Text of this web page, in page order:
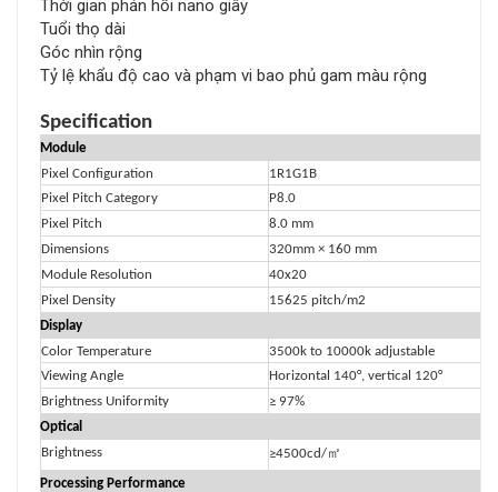
Thời gian phản hồi nano giây
Tuổi thọ dài
Góc nhìn rộng
Tỷ lệ khẩu độ cao và phạm vi bao phủ gam màu rộng
Specification
Module
Pixel Configuration
1R1G1B
Pixel Pitch Category
P8.0
Pixel Pitch
8.0 mm
Dimensions
320mm × 160 mm
Module Resolution
40x20
Pixel Density
15625 pitch/m2
Display
Color Temperature
3500k to 10000k adjustable
Viewing Angle
Horizontal 140°, vertical 120°
Brightness Uniformity
≥ 97%
Optical
Brightness
≥4500cd/㎡
Processing Performance